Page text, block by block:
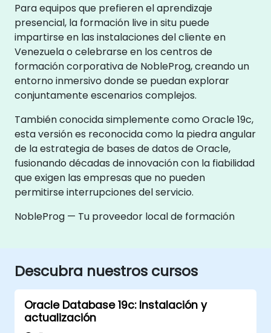
Para equipos que prefieren el aprendizaje
presencial, la formación live in situ puede
impartirse en las instalaciones del cliente en
Venezuela o celebrarse en los centros de
formación corporativa de NobleProg, creando un
entorno inmersivo donde se puedan explorar
conjuntamente escenarios complejos.
También conocida simplemente como Oracle 19c,
esta versión es reconocida como la piedra angular
de la estrategia de bases de datos de Oracle,
fusionando décadas de innovación con la fiabilidad
que exigen las empresas que no pueden
permitirse interrupciones del servicio.
NobleProg — Tu proveedor local de formación
Descubra nuestros cursos
Oracle Database 19c: Instalación y
actualización